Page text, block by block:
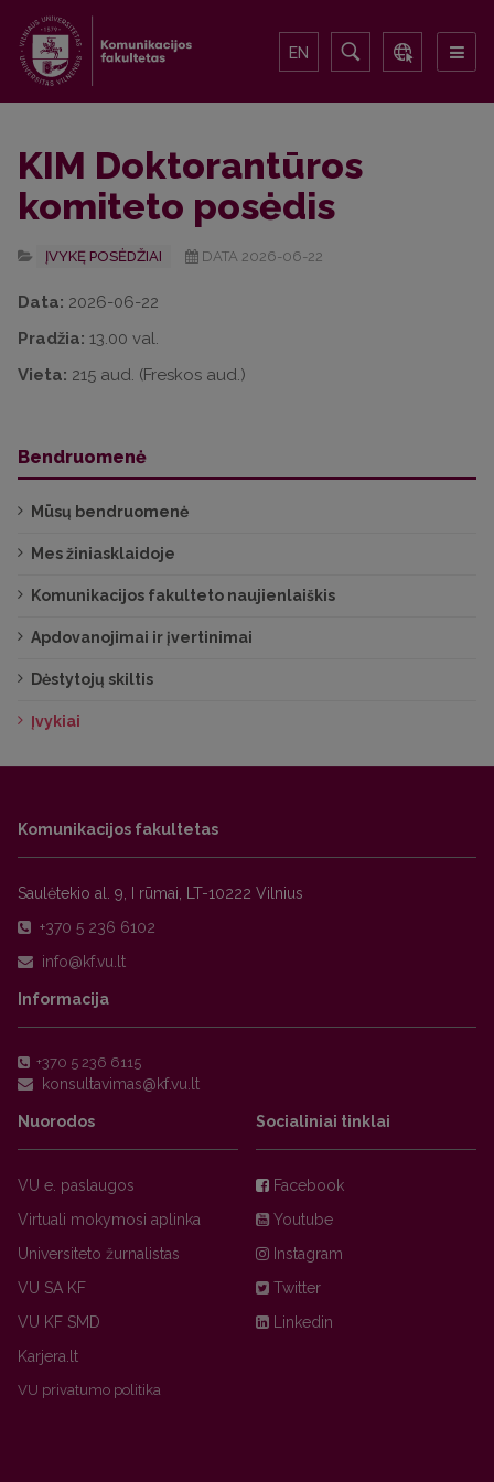
EN
KIM Doktorantūros
komiteto posėdis
ĮVYKĘ POSĖDŽIAI DATA 2026-06-22
Data: 2026-06-22
Pradžia: 13.00 val.
Vieta: 215 aud. (Freskos aud.)
Bendruomenė
Mūsų bendruomenė
Mes žiniasklaidoje
Komunikacijos fakulteto naujienlaiškis
Apdovanojimai ir įvertinimai
Dėstytojų skiltis
Įvykiai
Komunikacijos fakultetas
Saulėtekio al. 9, I rūmai, LT-10222 Vilnius
+370 5 236 6102
Informacija
+370 5 236 6115
Nuorodos
VU e. paslaugos
Virtuali mokymosi aplinka
Universiteto žurnalistas
VU SA KF
VU KF SMD
Karjera.lt
VU privatumo politika
Socialiniai tinklai
Facebook
Youtube
Instagram
Twitter
Linkedin